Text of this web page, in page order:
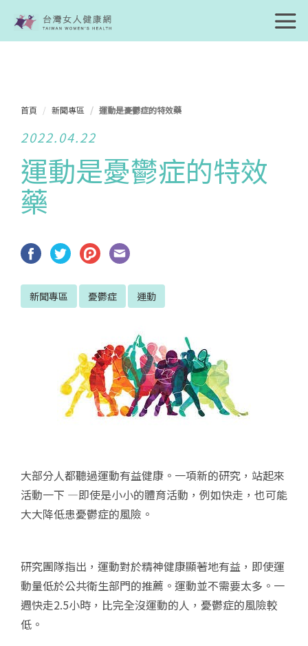
首頁 新聞專區 運動是憂鬱症的特效藥
2022.04.22
運動是憂鬱症的特效
藥
新聞專區 憂鬱症 運動
大部分人都聽過運動有益健康。一項新的研究，站起來
活動一下 —即使是小小的體育活動，例如快走，也可能
大大降低患憂鬱症的風險。
研究團隊指出，運動對於精神健康顯著地有益，即使運
動量低於公共衛生部門的推薦。運動並不需要太多。一
週快走2.5小時，比完全沒運動的人，憂鬱症的風險較
低。